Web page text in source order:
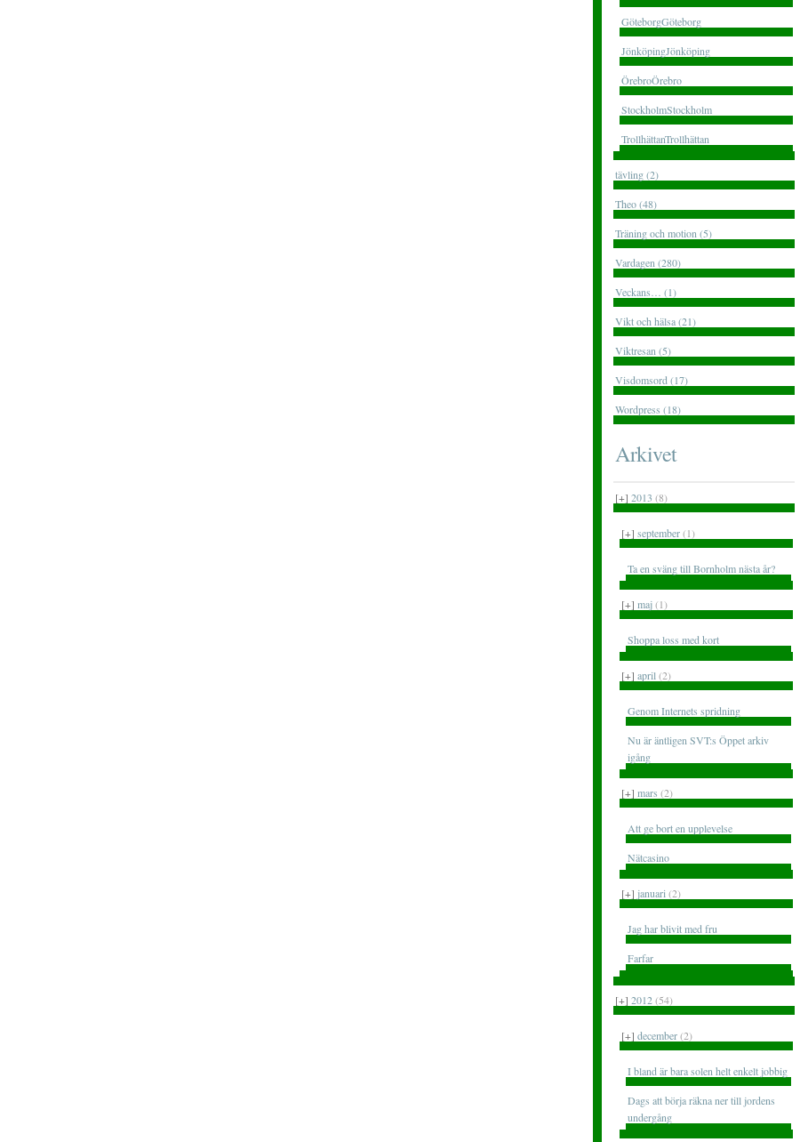
GöteborgGöteborg
JönköpingJönköping
ÖrebroÖrebro
StockholmStockholm
TrollhättanTrollhättan
tävling (2)
Theo (48)
Träning och motion (5)
Vardagen (280)
Veckans… (1)
Vikt och hälsa (21)
Viktresan (5)
Visdomsord (17)
Wordpress (18)
Arkivet
[+] 2013 (8)
[+] september(1)
Ta en sväng till Bornholm nästa år?
[+] maj(1)
Shoppa loss med kort
[+] april (2)
Genom Internets spridning
Nu är äntligen SVT:s Öppet arkiv
igång
[+] mars (2)
Att ge bort en upplevelse
Nätcasino
[+] januari (2)
Jag har blivit med fru
Farfar
[+] 2012(54)
[+] december(2)
I bland är bara solen helt enkelt jobbig
Dags att börja räkna ner till jordens
undergång